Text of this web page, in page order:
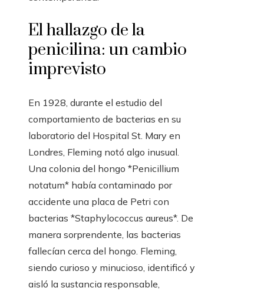
El hallazgo de la
penicilina: un cambio
imprevisto
En 1928, durante el estudio del
comportamiento de bacterias en su
laboratorio del Hospital St. Mary en
Londres, Fleming notó algo inusual.
Una colonia del hongo *Penicillium
notatum* había contaminado por
accidente una placa de Petri con
bacterias *Staphylococcus aureus*. De
manera sorprendente, las bacterias
fallecían cerca del hongo. Fleming,
siendo curioso y minucioso, identificó y
aisló la sustancia responsable,